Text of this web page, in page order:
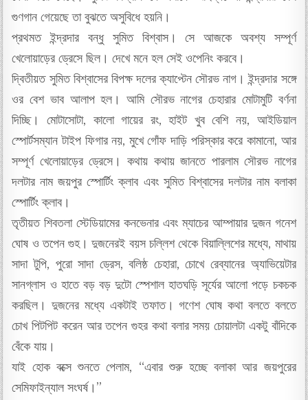
গুণগান গেয়েছে তা বুঝতে অসুবিধে হয়নি।
প্রথমত ইন্দ্রদার বন্ধু সুমিত বিশ্বাস। সে আজকে অবশ্য সম্পূর্ণ
খেলোয়াড়ের ড্রেসে ছিল। দেখে মনে হল সেই ওপেনিং করবে।
দ্বিতীয়ত সুমিত বিশ্বাসের বিপক্ষ দলের ক্যাপ্টেন সৌরভ নাগ। ইন্দ্রদার সঙ্গে
ওর বেশ ভাব আলাপ হল। আমি সৌরভ নাগের চেহারার মোটামুটি বর্ণনা
দিচ্ছি। মোটাসোটা, কালো গায়ের রং, হাইট খুব বেশি নয়, আইডিয়াল
স্পোর্টসম্যান টাইপ ফিগার নয়, মুখে গোঁফ দাড়ি পরিস্কার করে কামানো, আর
সম্পূর্ণ খেলোয়াড়ের ড্রেসে। কথায় কথায় জানতে পারলাম সৌরভ নাগের
দলটার নাম জয়পুর স্পোর্টিং ক্লাব এবং সুমিত বিশ্বাসের দলটার নাম বলাকা
স্পোর্টিং ক্লাব।
তৃতীয়ত শিবতলা স্টেডিয়ামের কনভেনার এবং ম্যাচের আম্পায়ার দুজন গনেশ
ঘোষ ও তপেন গুহ। দুজনেরই বয়স চল্লিশ থেকে বিয়াল্লিশের মধ্যে, মাথায়
সাদা টুপি, পুরো সাদা ড্রেস, বলিষ্ঠ চেহারা, চোখে রেব্যানের অ্যাভিয়েটার
সানগ্লাস ও হাতে বড় বড় দুটো স্পেশাল হাতঘড়ি সূর্যের আলো পড়ে চকচক
করছিল। দুজনের মধ্যে একটাই তফাত। গণেশ ঘোষ কথা বলতে বলতে
চোখ পিটপিট করেন আর তপেন গুহর কথা বলার সময় চোয়ালটা একটু বাঁদিকে
বেঁকে যায়।
যাই হোক বক্সে শুনতে পেলাম, “এবার শুরু হচ্ছে বলাকা আর জয়পুরের
সেমিফাইন্যাল সংঘর্ষ।”